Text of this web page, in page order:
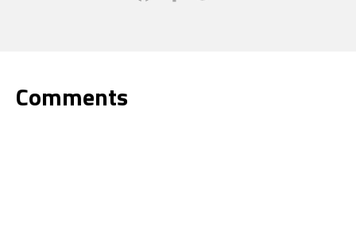
Comments